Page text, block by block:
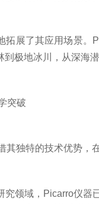
了其应用场景。
极地冰川，从深海
突破
特的技术优势，在
域，Picarro仪器已